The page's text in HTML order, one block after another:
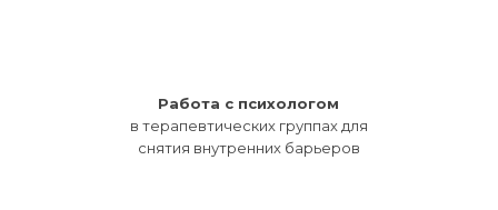
Работа с психологом
в терапевтических группах для
снятия внутренних барьеров